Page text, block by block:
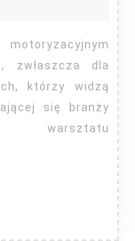
zwłaszcza dla
którzy widzą
się branży
warsztatu